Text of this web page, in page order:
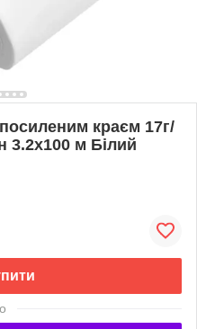
краєм 17г/
3.2х100 м Білий